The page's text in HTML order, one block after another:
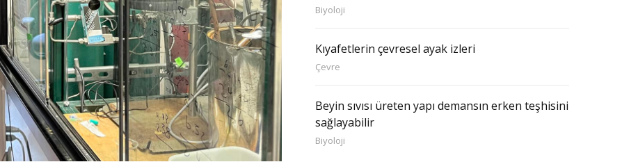
Biyoloji
Kıyafetlerin çevresel ayak izleri
Çevre
Beyin sıvısı üreten yapı demansın erken teşhisini
sağlayabilir
Biyoloji